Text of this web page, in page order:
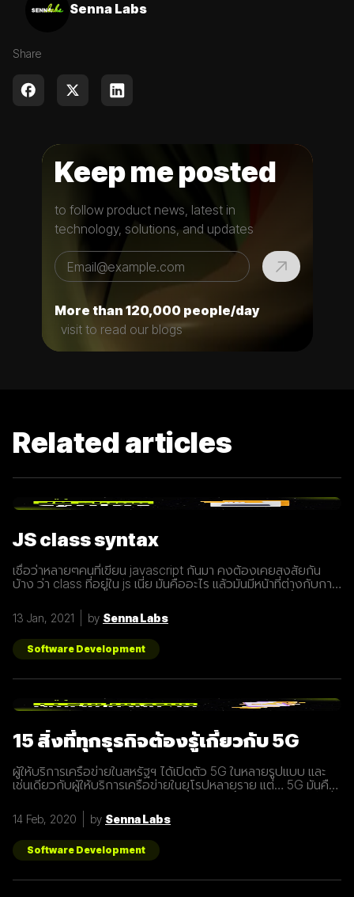
Senna Labs
Share
Keep me posted
to follow product news, latest in
technology, solutions, and updates
More than 120,000 people/day
visit to read our blogs
Related articles
JS class syntax
เชื่อว่าหลายๆคนที่เขียน javascript กันมา คงต้องเคยสงสัยกัน
บ้าง ว่า class ที่อยู่ใน js เนี่ย มันคืออะไร แล้วมันมีหน้าที่ต่างกับการ
กว่า class เปรียบเสมือนกับ blueprint หรือแบบพิมพ์เขียว ที่
สามารถนำไปสร้างเป็นสิ่งของ( object ) ตาม blueprint หรือแบบ
พิมพ์เขียว( class ) นั้นๆได้ โดยภายใน class
13 Jan, 2021 by Senna Labs
Software Development
15 สิ่งที่ทุกธุรกิจต้องรู้เกี่ยวกับ 5G
ผู้ให้บริการเครือข่ายในสหรัฐฯ ได้เปิดตัว 5G ในหลายรูปแบบ และ
เช่นเดียวกับผู้ให้บริการเครือข่ายในยุโรปหลายราย แต่… 5G มันคือ
ทุกธุรกิจต้องรู้เกี่ยวกับ 5G เพราะเราปฏิเสธไม่ได้เลยว่ามันกำลังจะ
ถูกใช้งานอย่างกว้างขวางขึ้น 1. 5G หรือ Fifth-Generation คือ
ยุคใหม่ของเทคโนโลยีเครือข่ายไร้สายที่จะมาแทนที่ระบบ 4G ที่เราใช้
อยู่ในปัจจุบัน ซึ่งมันไม่ได้ถูกจำกัดแค่มือถือเท่านั้น แต่รวมถึง
อุปกรณ์ทุกชนิดที่เชื่อมต่ออินเตอร์เน็ตได้ 2. 5G คือการพัฒนา 3
ส่วนที่สำคัญที่จะนำมาสู่การเชื่อมต่ออุปกรณ์ไร้สายต่างๆ ขยาย
14 Feb, 2020 by Senna Labs
Software Development